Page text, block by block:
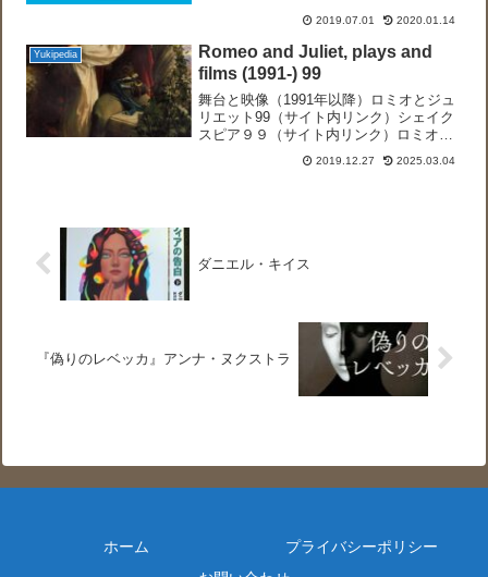
し、実践的かつ創造的な問題解決もしく
関する古典的な初期の提言）ハ...
2019.07.01 2020.01.14
Yukipedia
Romeo and Juliet, plays and
films (1991-) 99
舞台と映像（1991年以降）ロミオとジュ
リエット99（サイト内リンク）シェイク
スピア９９（サイト内リンク）ロミオと
ジュリエット９９（サイト内リンク）
1990年までの映像化されたロミオとジュ
2019.12.27 2025.03.04
ダニエル・キイス
『偽りのレベッカ』アンナ・ヌクストラ
ホーム
プライバシーポリシー